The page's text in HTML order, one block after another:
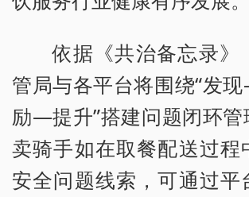
依据《共治备忘录》
管局与各平台将围绕“发
励—提升”搭建问题闭环管
卖骑手如在取餐配送过程
安全问题线索，可通过平